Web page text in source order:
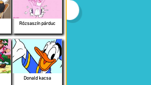
Rózsaszín párduc
Donald kacsa